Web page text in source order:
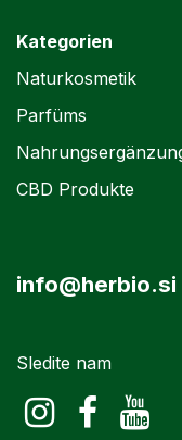
Kategorien
Naturkosmetik
Parfüms
CBD Produkte
info@herbio.si
Sledite nam